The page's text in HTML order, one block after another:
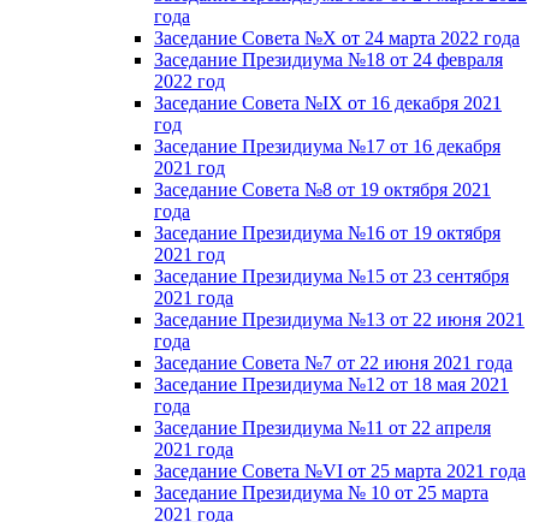
года
Заседание Совета №X от 24 марта 2022 года
Заседание Президиума №18 от 24 февраля
2022 год
Заседание Совета №IX от 16 декабря 2021
год
Заседание Президиума №17 от 16 декабря
2021 год
Заседание Совета №8 от 19 октября 2021
года
Заседание Президиума №16 от 19 октября
2021 год
Заседание Президиума №15 от 23 сентября
2021 года
Заседание Президиума №13 от 22 июня 2021
года
Заседание Совета №7 от 22 июня 2021 года
Заседание Президиума №12 от 18 мая 2021
года
Заседание Президиума №11 от 22 апреля
2021 года
Заседание Совета №VI от 25 марта 2021 года
Заседание Президиума № 10 от 25 марта
2021 года